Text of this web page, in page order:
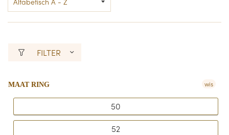
FILTER
MAAT RING
50
52
wis